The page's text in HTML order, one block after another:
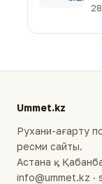
Ummet.kz
Рухани-ағарту
ресми сайты.
Астана қ.,
info@ummet.kz ·